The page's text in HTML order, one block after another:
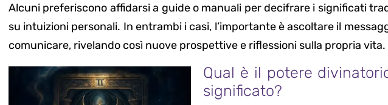
Alcuni preferiscono affidarsi a guide o manuali per decifrare i significati
su intuizioni personali. In entrambi i casi, l’importante è ascoltare il
comunicare, rivelando così nuove prospettive e riflessioni sulla propria vita.
Qual è il potere
significato?